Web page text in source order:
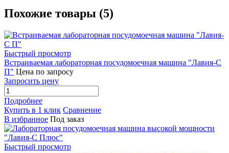
Похожие товары (5)
Быстрый просмотр
Встраиваемая лабораторная посудомоечная машина "Лавия-С
П" Цена по запросу
Запросить цену
Подробнее
Купить в 1 клик Сравнение
В избранное Под заказ
Быстрый просмотр